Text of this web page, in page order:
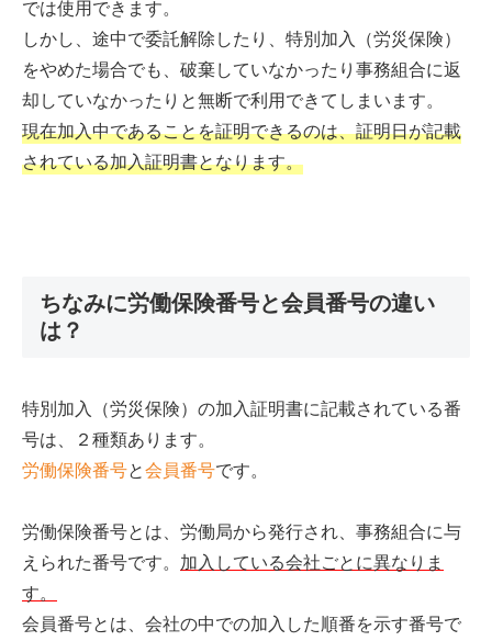
では使用できます。
しかし、途中で委託解除したり、特別加入（労災保険）
をやめた場合でも、破棄していなかったり事務組合に返
却していなかったりと無断で利用できてしまいます。
現在加入中であることを証明できるのは、証明日が記載
されている加入証明書となります。
ちなみに労働保険番号と会員番号の違い
は？
特別加入（労災保険）の加入証明書に記載されている番
号は、２種類あります。
労働保険番号と会員番号です。
労働保険番号とは、労働局から発行され、事務組合に与
えられた番号です。 加入している会社ごとに異なりま
す。
会員番号とは、会社の中での加入した順番を示す番号で